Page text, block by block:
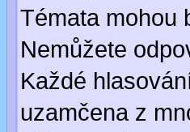
Témata mohou
Nemůžete
Každé
uzamčena z